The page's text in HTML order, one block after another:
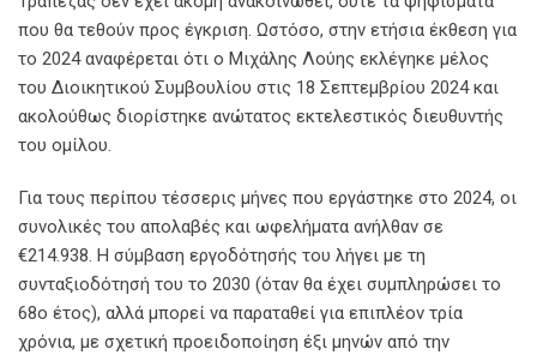
που θα τεθούν προς έγκριση. Ωστόσο, στην ετήσια έκθεση για
το 2024 αναφέρεται ότι ο Μιχάλης Λούης εκλέγηκε μέλος
του Διοικητικού Συμβουλίου στις 18 Σεπτεμβρίου 2024 και
ακολούθως διορίστηκε ανώτατος εκτελεστικός διευθυντής
του ομίλου.
Για τους περίπου τέσσερις μήνες που εργάστηκε στο 2024, οι
συνολικές του απολαβές και ωφελήματα ανήλθαν σε
€214.938. Η σύμβαση εργοδότησής του λήγει με τη
συνταξιοδότησή του το 2030 (όταν θα έχει συμπληρώσει το
68ο έτος), αλλά μπορεί να παραταθεί για επιπλέον τρία
χρόνια, με σχετική προειδοποίηση έξι μηνών από την